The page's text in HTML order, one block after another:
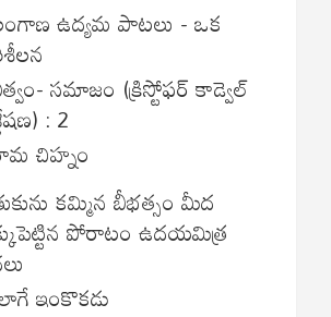
ఉద్యమ పాటలు - ఒక
సమాజం (క్రిస్టోఫర్ కాడ్వెల్
: 2
చిహ్నం
కమ్మిన బీభత్సం మీద
పోరాటం ఉదయమిత్ర
ఇంకొకడు